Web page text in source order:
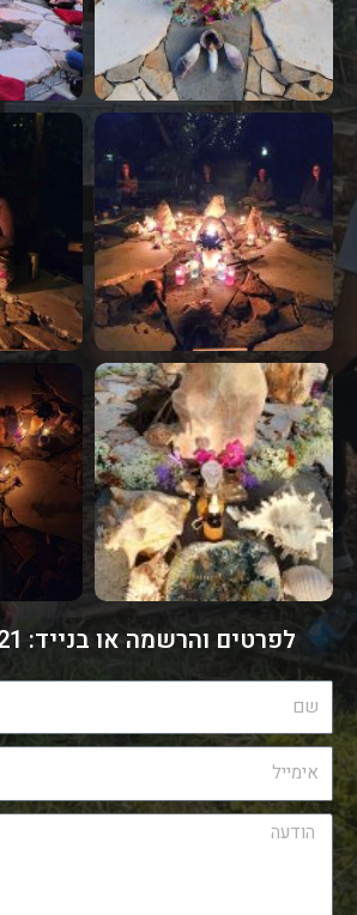
לפרטים והרשמה או בנייד: 052-3537721​
י
מ
ה
ו
ד